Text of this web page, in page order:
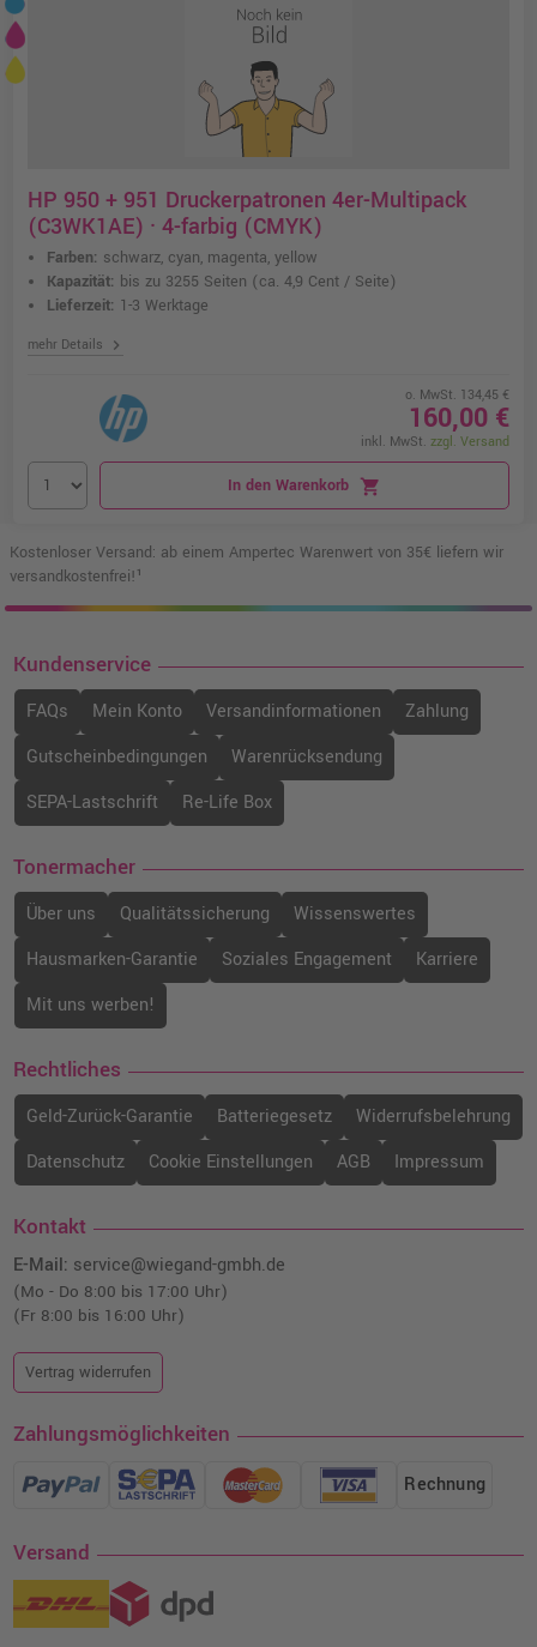
HP 950 + 951 Druckerpatronen 4er-Multipack
(C3WK1AE) · 4-farbig (CMYK)
Farben: schwarz, cyan, magenta, yellow
Kapazität: bis zu 3255 Seiten (ca. 4,9 Cent / Seite)
Lieferzeit: 1-3 Werktage
mehr Details chevron_right
o. MwSt. 134,45 €
160,00 €
inkl. MwSt. zzgl. Versand
In den Warenkorb shopping_cart
Kostenloser Versand: ab einem Ampertec Warenwert von 35€ liefern wir
versandkostenfrei!¹
Kundenservice
FAQs Mein Konto Versandinformationen
Zahlung
Gutscheinbedingungen
Warenrücksendung
SEPA-Lastschrift
Re-Life Box
Tonermacher
Über uns Qualitätssicherung
Wissenswertes
Hausmarken-Garantie
Soziales Engagement
Karriere
Mit uns werben!
Rechtliches
Geld-Zurück-Garantie Batteriegesetz
Widerrufsbelehrung
Datenschutz
Cookie Einstellungen AGB Impressum
Kontakt
E-Mail: service@wiegand-gmbh.de
(Mo - Do 8:00 bis 17:00 Uhr)
(Fr 8:00 bis 16:00 Uhr)
Vertrag widerrufen
Zahlungsmöglichkeiten
Rechnung
Versand